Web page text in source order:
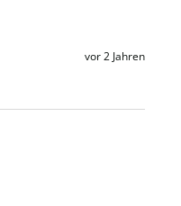
vor 2 Jahren